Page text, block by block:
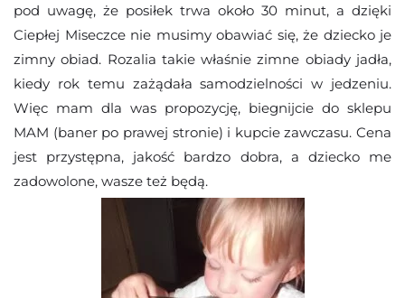
pod uwagę, że posiłek trwa około 30 minut, a dzięki
Ciepłej Miseczce nie musimy obawiać się, że dziecko je
zimny obiad. Rozalia takie właśnie zimne obiady jadła,
kiedy rok temu zażądała samodzielności w jedzeniu.
Więc mam dla was propozycję, biegnijcie do sklepu
MAM (baner po prawej stronie) i kupcie zawczasu. Cena
jest przystępna, jakość bardzo dobra, a dziecko me
zadowolone, wasze też będą.